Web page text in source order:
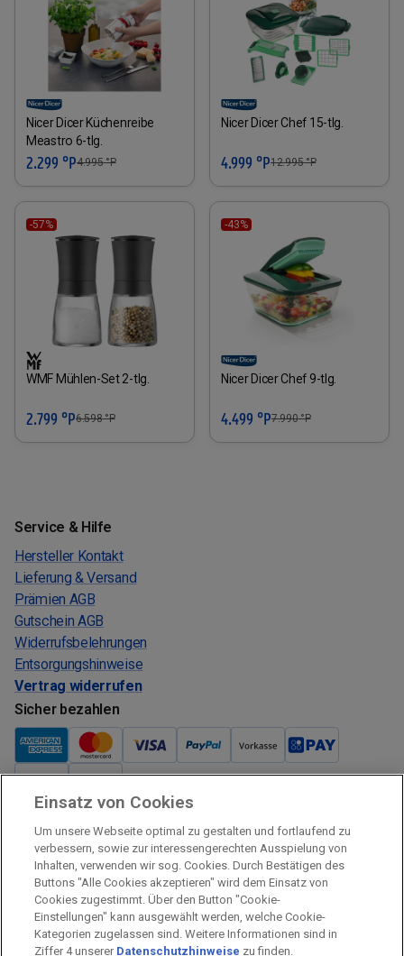
Nicer Dicer Küchenreibe
Meastro 6-tlg.
2.299 °P4.995°P
Nicer Dicer Chef 15-tlg.
4.999 °P12.995°P
-57%
WMF Mühlen-Set 2-tlg.
2.799 °P6.598°P
-43%
Nicer Dicer Chef 9-tlg.
4.499 °P7.990°P
Service & Hilfe
Hersteller Kontakt
Lieferung & Versand
Prämien AGB
Gutschein AGB
Widerrufsbelehrungen
Entsorgungshinweise
Vertrag widerrufen
Sicher bezahlen
Verkauf und Versand
Kostenloser Versand:
Verkauf und Versand durch:
Verkauf Gutscheine durch:
Sicher einkaufen
Einsatz von Cookies
Um unsere Webseite optimal zu gestalten und fortlaufend zu
verbessern, sowie zur interessengerechten Ausspielung von
Inhalten, verwenden wir sog. Cookies. Durch Bestätigen des
Buttons "Alle Cookies akzeptieren" wird dem Einsatz von
Cookies zugestimmt. Über den Button "Cookie-
Einstellungen" kann ausgewählt werden, welche Cookie-
Kategorien zugelassen sind. Weitere Informationen sind in
Ziffer 4 unserer Datenschutzhinweise zu finden.